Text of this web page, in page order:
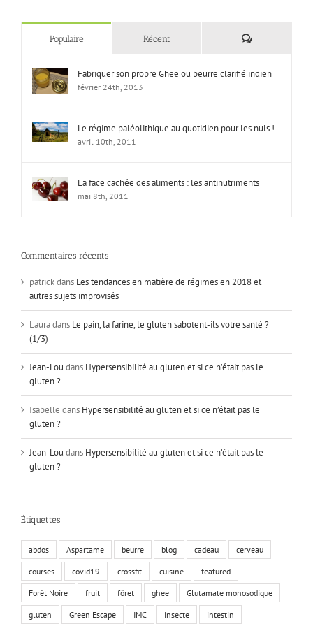
Populaire Récent Commentaires
Fabriquer son propre Ghee ou beurre clarifié indien
février 24th, 2013
Le régime paléolithique au quotidien pour les nuls !
avril 10th, 2011
La face cachée des aliments : les antinutriments
mai 8th, 2011
Commentaires récents
patrickdans Les tendances en matière de régimes en 2018 et
autres sujets improvisés
Lauradans Le pain, la farine, le gluten sabotent-ils votre santé ?
(1/3)
Jean-Lou dans Hypersensibilité au gluten et si ce n’était pas le
gluten ?
Isabelle dans Hypersensibilité au gluten et si ce n’était pas le
gluten ?
Jean-Lou dans Hypersensibilité au gluten et si ce n’était pas le
gluten ?
Étiquettes
abdos Aspartame beurre blog cadeau cerveau
courses covid19 crossfit cuisine featured
Forêt Noire fruit fôret ghee Glutamate monosodique
gluten Green Escape IMC insecte intestin